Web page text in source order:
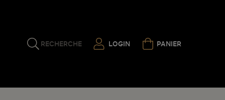
RECHERCHE LOGIN PANIER